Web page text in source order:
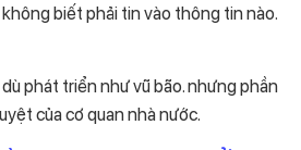
biết phải tin vào thông tin nào.
phát triển như vũ bão. nhưng phần
của cơ quan nhà nước.